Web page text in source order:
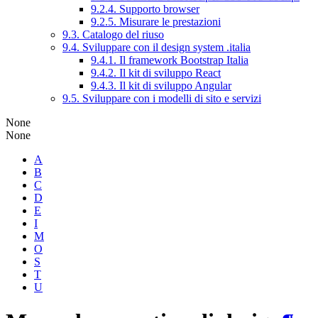
9.2.4. Supporto browser
9.2.5. Misurare le prestazioni
9.3. Catalogo del riuso
9.4. Sviluppare con il design system .italia
9.4.1. Il framework Bootstrap Italia
9.4.2. Il kit di sviluppo React
9.4.3. Il kit di sviluppo Angular
9.5. Sviluppare con i modelli di sito e servizi
None
None
A
B
C
D
E
I
M
O
S
T
U